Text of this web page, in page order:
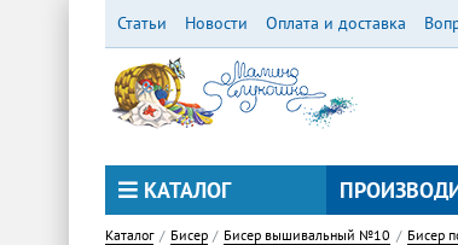
Статьи Новости Оплата и доставка
КАТАЛОГ
Каталог Бисер Бисер вышивальный №10 Бисер